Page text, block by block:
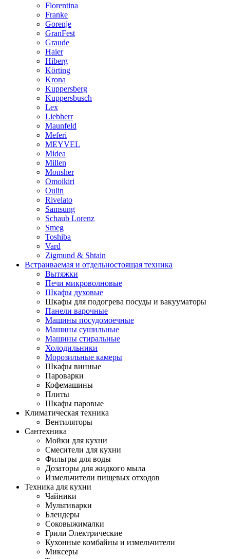
Florentina
Franke
Gorenje
GranFest
Graude
Haier
Hiberg
Körting
Krona
Kuppersberg
Kuppersbusch
Lex
Liebherr
Maunfeld
Meferi
MEYVEL
Midea
Millen
Monsher
Omoikiri
Oulin
Rivelato
Samsung
Schaub Lorenz
Smeg
Toshiba
Vard
Zigmund & Shtain
Встраиваемая и отдельностоящая техника
Вытяжки
Печи микроволновые
Шкафы духовые
Шкафы для подогрева посуды и вакууматоры
Панели варочные
Машины посудомоечные
Машины сушильные
Машины стиральные
Холодильники
Морозильные камеры
Шкафы винные
Пароварки
Кофемашины
Плиты
Шкафы паровые
Климатическая техника
Вентиляторы
Сантехника
Мойки для кухни
Смесители для кухни
Фильтры для воды
Дозаторы для жидкого мыла
Измельчители пищевых отходов
Техника для кухни
Чайники
Мультиварки
Блендеры
Соковыжималки
Грили Электрические
Кухонные комбайны и измельчители
Миксеры